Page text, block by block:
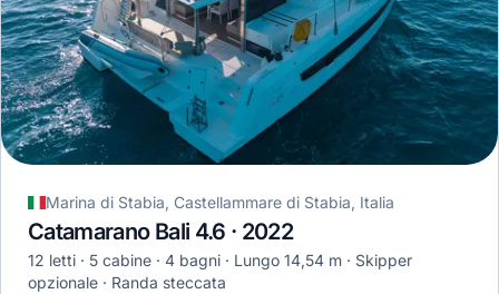
Marina di Stabia, Castellammare di Stabia, Italia
Catamarano Bali 4.6 · 2022
12 letti 5 cabine 4 bagni Lungo 14,54 m
Skipper
opzionale
Randa steccata